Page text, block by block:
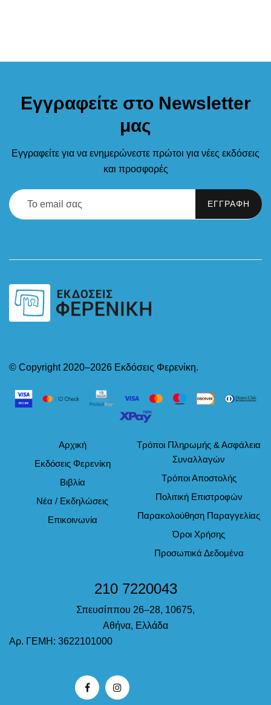
Εγγραφείτε στο Newsletter
μας
Εγγραφείτε για να ενημερώνεστε πρώτοι για νέες εκδόσεις
και προσφορές
© Copyright 2020–2026 Εκδόσεις Φερενίκη.
Αρχική
Εκδόσεις Φερενίκη
Βιβλία
Νέα / Εκδηλώσεις
Επικοινωνία
Τρόποι Πληρωμής & Ασφάλεια
Συναλλαγών
Τρόποι Αποστολής
Πολιτική Επιστροφών
Παρακολούθηση Παραγγελίας
Όροι Χρήσης
Προσωπικά Δεδομένα
210 7220043
Σπευσίππου 26–28, 10675,
Αθήνα, Ελλάδα
Αρ. ΓΕΜΗ: 3622101000